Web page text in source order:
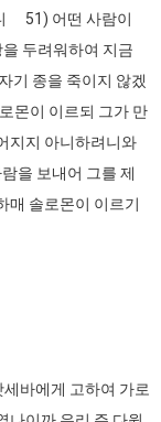
51) 어떤 사람이
두려워하여 지금
기 종을 죽이지 않겠
몬이 이르되 그가 만
지지 아니하려니와
을 보내어 그를 제
매 솔로몬이 이르기
바에게 고하여 가로